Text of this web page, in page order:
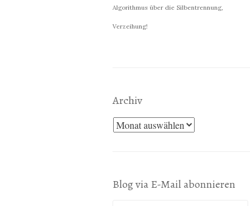
Algorithmus über die Silbentrennung,
Verzeihung!
Archiv
Archiv
Blog via E-Mail abonnieren